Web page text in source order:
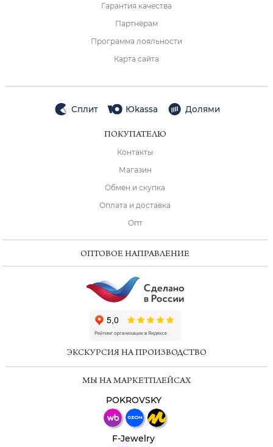
Гарантия качества
Партнёрам
Программа лояльности
Карта сайта
Сплит Юkassa Долями
ПОКУПАТЕЛЮ
Контакты
Магазин
Обмен и скупка
Оплата и доставка
Опт
ОПТОВОЕ НАПРАВЛЕНИЕ
ЭКСКУРСИЯ НА ПРОИЗВОДСТВО
МЫ НА МАРКЕТПЛЕЙСАХ
POKROVSKY
F-Jewelry